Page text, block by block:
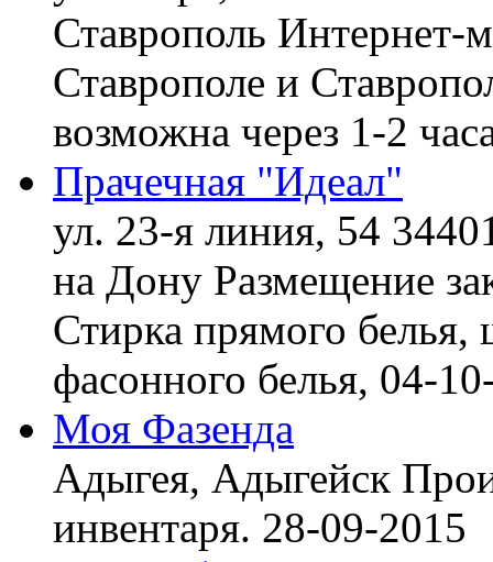
Ставрополь Интернет-
Ставрополе и
возможна через 1-2
Прачечная "Идеал"
ул. 23-я линия, 54
на Дону Размещение
Стирка прямого
фасонного белья, 04-
Моя Фазенда
Адыгея, Адыгейск
инвентаря. 28-09-2015